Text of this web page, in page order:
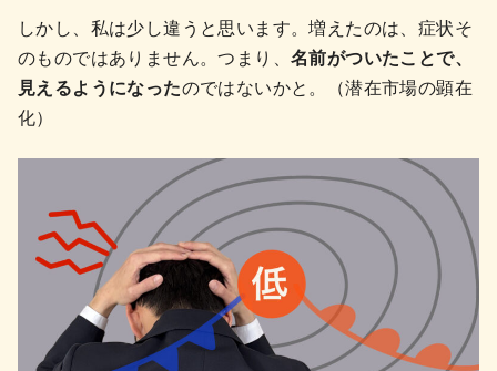
しかし、私は少し違うと思います。増えたのは、症状そ
のものではありません。つまり、 名前がついたことで、
見えるようになったのではないかと。（潜在市場の顕在
化）